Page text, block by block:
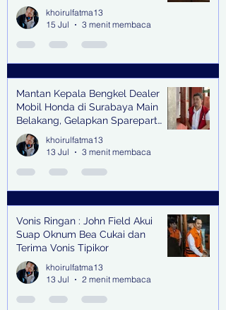
khoirulfatma13
15 Jul
3 menit membaca
Mantan Kepala Bengkel Dealer
Mobil Honda di Surabaya Main
Belakang, Gelapkan Sparepart
Senilai Rp 1,9 Miliar
khoirulfatma13
13 Jul
3 menit membaca
Vonis Ringan : John Field Akui
Suap Oknum Bea Cukai dan
Terima Vonis Tipikor
khoirulfatma13
13 Jul
2 menit membaca